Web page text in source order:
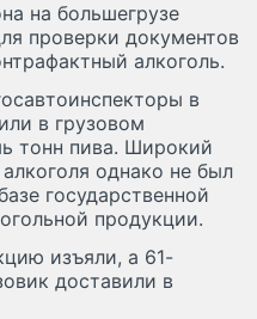
на большегрузе
проверки документов
алкоголь.
в
в грузовом
тонн пива. Широкий
однако не был
государственной
продукции.
изъяли, а 61-
доставили в